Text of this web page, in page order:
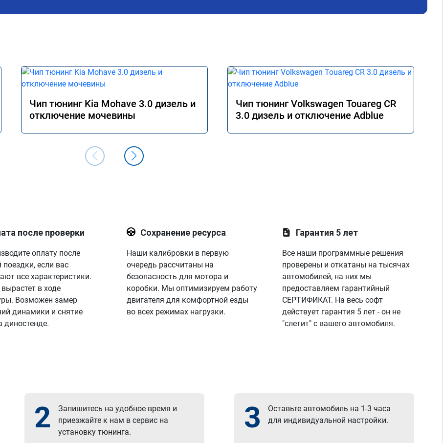
Чип тюнинг Kia Mohave 3.0 дизель и
отключение мочевины
Чип тюнинг Volkswagen Touareg CR
3.0 дизель и отключение Adblue
после проверки
оплату после
поездки, если вас
все характеристики.
в ходе
Возможен замер
динамики и снятие
диностенде.
Сохранение ресурса
Наши калибровки в первую
очередь рассчитаны на
безопасность для мотора и
коробки. Мы оптимизируем работу
двигателя для комфортной езды
во всех режимах нагрузки.
Гарантия 5 лет
Все наши программные решения
проверены и откатаны на тысячах
автомобилей, на них мы
предоставляем гарантийный
СЕРТИФИКАТ. На весь софт
действует гарантия 5 лет - он не
"слетит" с вашего автомобиля.
2
Запишитесь на удобное время и
приезжайте к нам в сервис на
установку тюнинга.
3
Оставьте автомобиль на 1-3 часа
для индивидуальной настройки.